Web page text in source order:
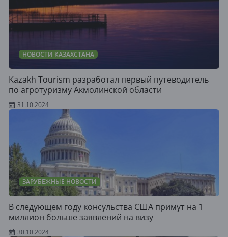
НОВОСТИ КАЗАХСТАНА
Kazakh Tourism разработал первый путеводитель
по агротуризму Акмолинской области
31.10.2024
ЗАРУБЕЖНЫЕ НОВОСТИ
В следующем году консульства США примут на 1
миллион больше заявлений на визу
30.10.2024